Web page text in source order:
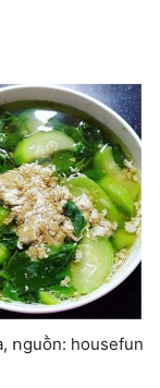
ոguṑn: housefun